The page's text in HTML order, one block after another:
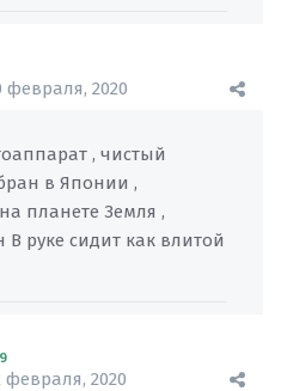
февраля, 2020
, чистый
в Японии ,
планете Земля ,
руке сидит как влитой
февраля, 2020